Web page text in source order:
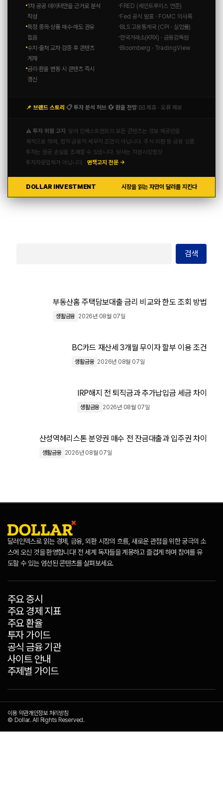
1차 공공 데이터만을 근거로 분석
작성
특정 종목·상품 매수·매도 권유
없음
수치·출처 교차 검증 후 콘텐츠
게재
금리·환율 변동 시 콘텐츠 즉시
갱신
FRED (세인트루이스 연준)
Fed 공식 발표 · FOMC 의사록
BLS 고용통계국 (CPI · 실업률)
한국거래소(KRX) · 금융감독원
Bloomberg · TradingView
📌 브랜드 스토리 📋 투자 분석 허브 💱 환율 전망 ✉️ 제휴 · 오류 제보
⚠️ 투자 위험 고지
달러 인베스트먼트의 모든 콘텐츠는 정보 제공만을
목적으로 하며, 법적·금융적·세무적 조언이 아닙니다. 주식·외환 등 금융 상품
투자는 원금 손실을 초래할 수 있습니다. 당사는 자본시장법상
투자자문업체가 아닙니다. 면책고지 전문 →
DOLLAR INVESTMENT 시장을 읽는 자만이 달러를 지킨다
검색
부동산홈 주택담보대출 금리 비교와 한도 조회 방법
생활금융 2026년 08월 07일
BC카드 재산세 3개월 무이자 할부 이용 조건
생활금융 2026년 08월 07일
IRP해지 전 퇴직금과 추가납입금 세금 차이
생활금융 2026년 08월 07일
산성역헤리스톤 분양권 매수 전 잔금대출과 입주권 차이
생활금융 2026년 08월 07일
달러인덱스로 읽는 경제, 금융, 외환 시장의 흐름, 새로운 관점을 위한 궁극의 소
스에 오신 것을 환영합니다! 전 세계 독자들을 계몽하고 즐겁게 하며 참여를 유
도할 수 있는 엄선된 콘텐츠를 살펴보세요.
주요 증시
주요 경제 지표
주요 환율
투자 가이드
공식 금융 기관
사이트 안내
주제별 가이드
이용 약관개인정보 처리방침
© Dollar. All Rights Reserved.